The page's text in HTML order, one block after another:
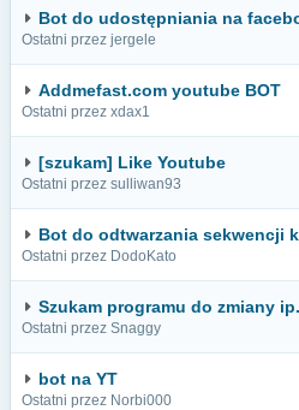
Bot do udostępniania na
Ostatni przez jergele
Addmefast.com youtube BOT
Ostatni przez xdax1
[szukam] Like Youtube
Ostatni przez sulliwan93
Bot do odtwarzania sekwencji
Ostatni przez DodoKato
Szukam programu do zmiany
Ostatni przez Snaggy
bot na YT
Ostatni przez Norbi000